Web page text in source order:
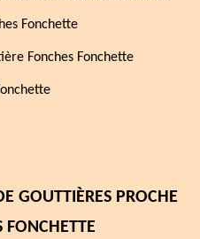
Fonchette
Fonches Fonchette
GOUTTIÈRES PROCHE
FONCHETTE